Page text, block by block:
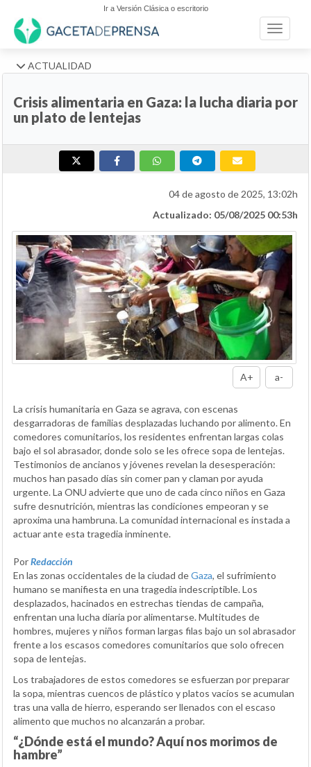
Ir a Versión Clásica o escritorio
Toggle
ACTUALIDAD
Crisis alimentaria en Gaza: la lucha diaria por
un plato de lentejas
04 de agosto de 2025, 13:02h
Actualizado: 05/08/2025 00:53h
A+ a-
La crisis humanitaria en Gaza se agrava, con escenas
desgarradoras de familias desplazadas luchando por alimento. En
comedores comunitarios, los residentes enfrentan largas colas
bajo el sol abrasador, donde solo se les ofrece sopa de lentejas.
Testimonios de ancianos y jóvenes revelan la desesperación:
muchos han pasado días sin comer pan y claman por ayuda
urgente. La ONU advierte que uno de cada cinco niños en Gaza
sufre desnutrición, mientras las condiciones empeoran y se
aproxima una hambruna. La comunidad internacional es instada a
actuar ante esta tragedia inminente.
PorRedacción
En las zonas occidentales de la ciudad deGaza, el sufrimiento
humano se manifiesta en una tragedia indescriptible. Los
desplazados, hacinados en estrechas tiendas de campaña,
enfrentan una lucha diaria por alimentarse. Multitudes de
hombres, mujeres y niños forman largas filas bajo un sol abrasador
frente a los escasos comedores comunitarios que solo ofrecen
sopa de lentejas.
Los trabajadores de estos comedores se esfuerzan por preparar
la sopa, mientras cuencos de plástico y platos vacíos se acumulan
tras una valla de hierro, esperando ser llenados con el escaso
alimento que muchos no alcanzarán a probar.
“¿Dónde está el mundo? Aquí nos morimos de
hambre”